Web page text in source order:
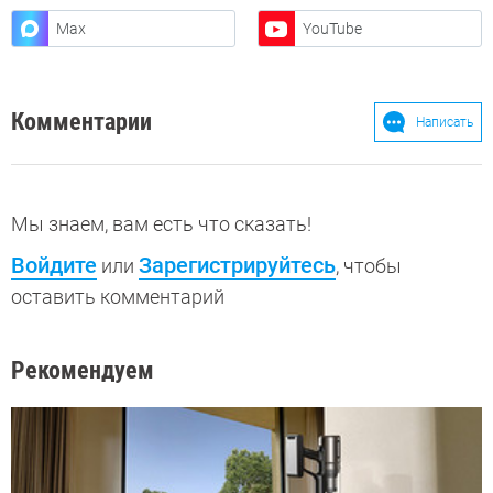
Max YouTube
Комментарии Написать
Мы знаем, вам есть что сказать!
Войдите или Зарегистрируйтесь, чтобы
оставить комментарий
Рекомендуем